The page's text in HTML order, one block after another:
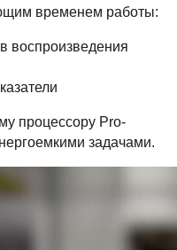
временем работы:
воспроизведения
процессору Pro-
задачами.